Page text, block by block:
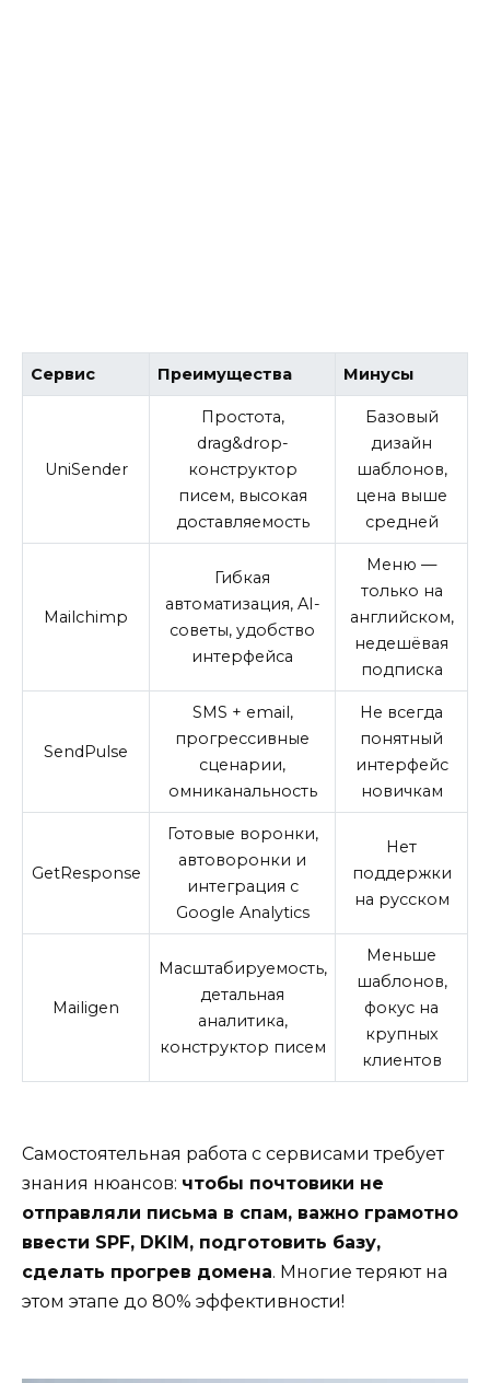
Сервис Преимущества Минусы
UniSender
Простота,
drag&drop-
конструктор
писем, высокая
доставляемость
Базовый
дизайн
шаблонов,
цена выше
средней
Mailchimp
Гибкая
автоматизация, AI-
советы, удобство
интерфейса
Меню —
только на
английском,
недешёвая
подписка
SendPulse
SMS + email,
прогрессивные
сценарии,
омниканальность
Не всегда
понятный
интерфейс
новичкам
GetResponse
Готовые воронки,
автоворонки и
интеграция с
Google Analytics
Нет
поддержки
на русском
Mailigen
Масштабируемость,
детальная
аналитика,
конструктор писем
Меньше
шаблонов,
фокус на
крупных
клиентов
Самостоятельная работа с сервисами требует
знания нюансов: чтобы почтовики не
отправляли письма в спам, важно грамотно
ввести SPF, DKIM, подготовить базу,
сделать прогрев домена. Многие теряют на
этом этапе до 80% эффективности!